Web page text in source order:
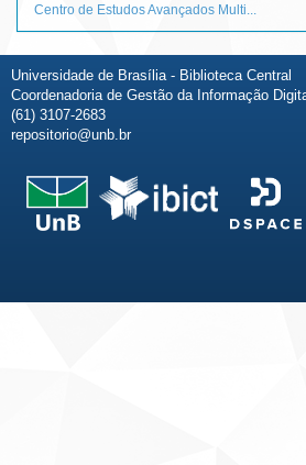
Centro de Estudos Avançados Multi...
Universidade de Brasília - Biblioteca Central
Coordenadoria de Gestão da Informação
(61) 3107-2683
repositorio@unb.br